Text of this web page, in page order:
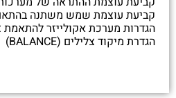
קביעת עוצמת שמש משתנה
הגדרות מערכת אקולייזר
הגדרת מיקוד צלילים (BALANCE)